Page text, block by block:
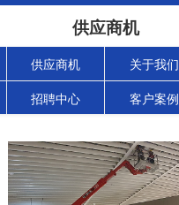
供应商机
供应商机 关于我们
招聘中心 客户案例